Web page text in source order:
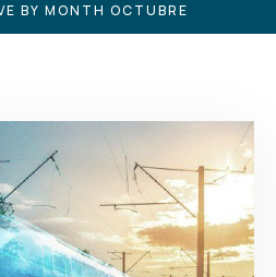
BY MONTH OCTUBRE